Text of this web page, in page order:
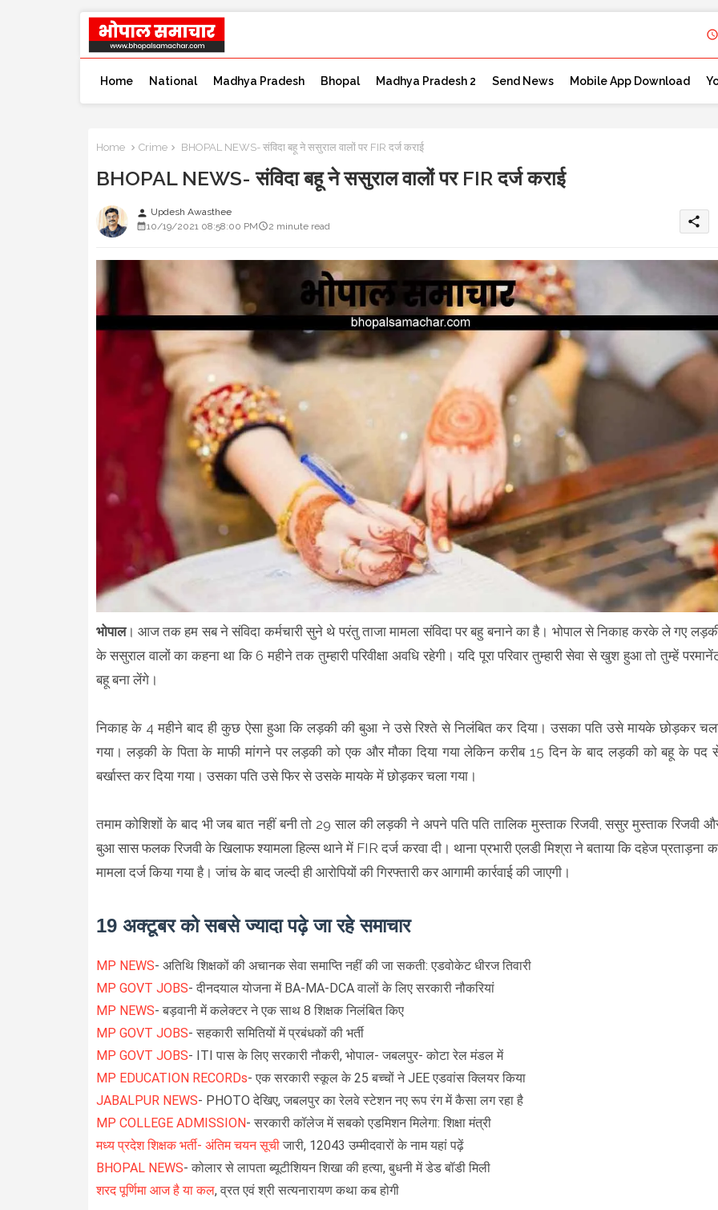
Home National Madhya Pradesh Bhopal Madhya Pradesh 2 Send News Mobile App Download
Home Crime BHOPAL NEWS- संविदा बहू ने ससुराल वालों पर FIR दर्ज कराई
BHOPAL NEWS- संविदा बहू ने ससुराल वालों पर FIR दर्ज कराई
person Updesh Awasthee
10/19/2021 08:58:00 PM
2 minute read share
भोपाल। आज तक हम सब ने संविदा कर्मचारी सुने थे परंतु ताजा मामला संविदा पर बहु बनाने का है। भोपाल से निकाह करके ले गए
के ससुराल वालों का कहना था कि 6 महीने तक तुम्हारी परिवीक्षा अवधि रहेगी। यदि पूरा परिवार तुम्हारी सेवा से खुश हुआ तो तुम्हें
बहू बना लेंगे।
निकाह के 4 महीने बाद ही कुछ ऐसा हुआ कि लड़की की बुआ ने उसे रिश्ते से निलंबित कर दिया। उसका पति उसे मायके छोड़कर
गया। लड़की के पिता के माफी मांगने पर लड़की को एक और मौका दिया गया लेकिन करीब 15 दिन के बाद लड़की को बहू के पद
बर्खास्त कर दिया गया। उसका पति उसे फिर से उसके मायके में छोड़कर चला गया।
तमाम कोशिशों के बाद भी जब बात नहीं बनी तो 29 साल की लड़की ने अपने पति पति तालिक मुस्ताक रिजवी, ससुर मुस्ताक रिजवी
बुआ सास फलक रिजवी के खिलाफ श्यामला हिल्स थाने में FIR दर्ज करवा दी। थाना प्रभारी एलडी मिश्रा ने बताया कि दहेज प्रताड़ना
मामला दर्ज किया गया है। जांच के बाद जल्दी ही आरोपियों की गिरफ्तारी कर आगामी कार्रवाई की जाएगी।
19 अक्टूबर को सबसे ज्यादा पढ़े जा रहे समाचार
MP NEWS- अतिथि शिक्षकों की अचानक सेवा समाप्ति नहीं की जा सकती: एडवोकेट धीरज तिवारी
MP GOVT JOBS- दीनदयाल योजना में BA-MA-DCA वालों के लिए सरकारी नौकरियां
MP NEWS- बड़वानी में कलेक्टर ने एक साथ 8 शिक्षक निलंबित किए
MP GOVT JOBS- सहकारी समितियों में प्रबंधकों की भर्ती
MP GOVT JOBS- ITI पास के लिए सरकारी नौकरी, भोपाल- जबलपुर- कोटा रेल मंडल में
MP EDUCATION RECORDs- एक सरकारी स्कूल के 25 बच्चों ने JEE एडवांस क्लियर किया
JABALPUR NEWS- PHOTO देखिए, जबलपुर का रेलवे स्टेशन नए रूप रंग में कैसा लग रहा है
MP COLLEGE ADMISSION- सरकारी कॉलेज में सबको एडमिशन मिलेगा: शिक्षा मंत्री
मध्य प्रदेश शिक्षक भर्ती- अंतिम चयन सूचीजारी, 12043 उम्मीदवारों के नाम यहां पढ़ें
BHOPAL NEWS- कोलार से लापता ब्यूटीशियन शिखा की हत्या, बुधनी में डेड बॉडी मिली
शरद पूर्णिमा आज है या कल, व्रत एवं श्री सत्यनारायण कथा कब होगी